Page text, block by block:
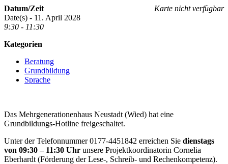
Karte nicht verfügbar
Datum/Zeit
Date(s) - 11. April 2028
9:30 - 11:30
Kategorien
Beratung
Grundbildung
Sprache
Das Mehrgenerationenhaus Neustadt (Wied) hat eine
Grundbildungs-Hotline freigeschaltet.
Unter der Telefonnummer 0177-4451842 erreichen Sie dienstags
von 09:30 – 11:30 Uhr unsere Projektkoordinatorin Cornelia
Eberhardt (Förderung der Lese-, Schreib- und Rechenkompetenz).